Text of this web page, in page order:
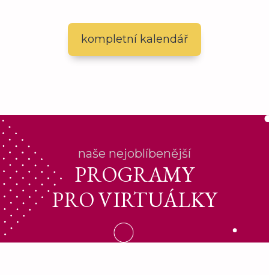
kompletní kalendář
naše nejoblíbenější
PROGRAMY
PRO VIRTUÁLKY